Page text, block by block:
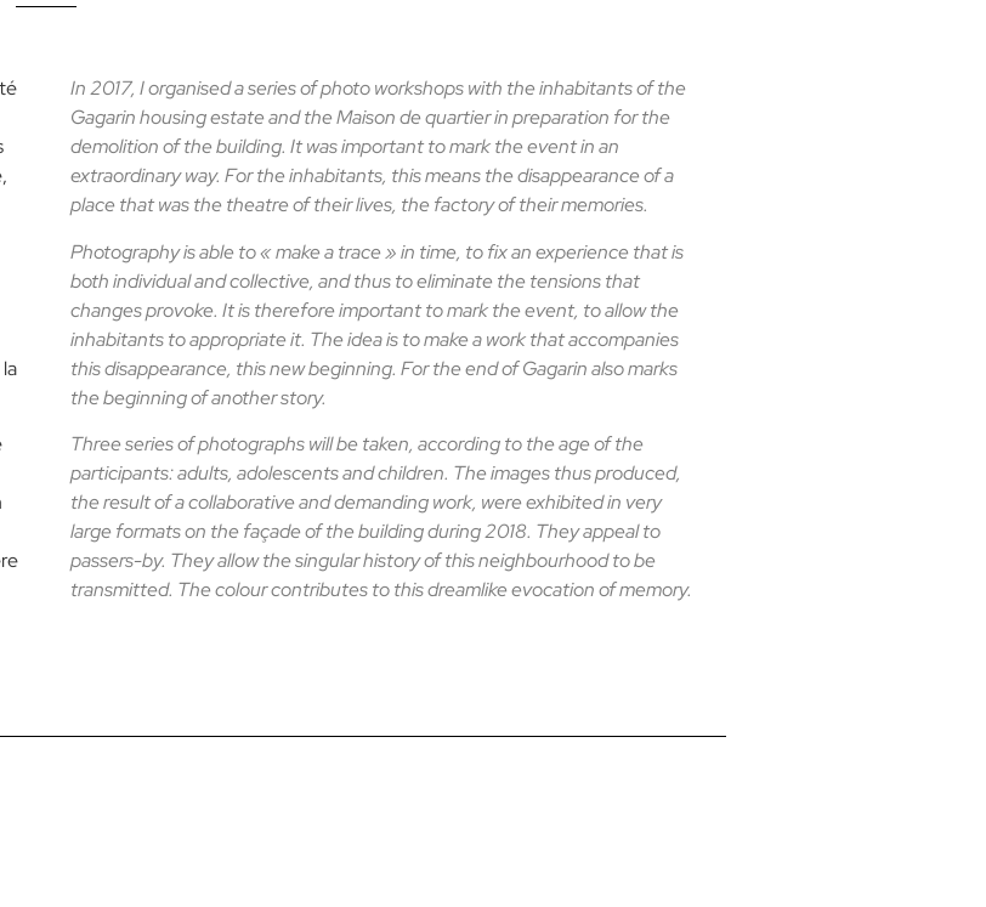
In 2017, I organised a series of photo workshops with the inhabitants of the
Gagarin housing estate and the Maison de quartier in preparation for the
demolition of the building. It was important to mark the event in an
extraordinary way. For the inhabitants, this means the disappearance of a
place that was the theatre of their lives, the factory of their memories.
Photography is able to « make a trace » in time, to fix an experience that is
both individual and collective, and thus to eliminate the tensions that
changes provoke. It is therefore important to mark the event, to allow the
inhabitants to appropriate it. The idea is to make a work that accompanies
this disappearance, this new beginning. For the end of Gagarin also marks
the beginning of another story.
Three series of photographs will be taken, according to the age of the
participants: adults, adolescents and children. The images thus produced,
the result of a collaborative and demanding work, were exhibited in very
large formats on the façade of the building during 2018. They appeal to
passers-by. They allow the singular history of this neighbourhood to be
transmitted. The colour contributes to this dreamlike evocation of memory.